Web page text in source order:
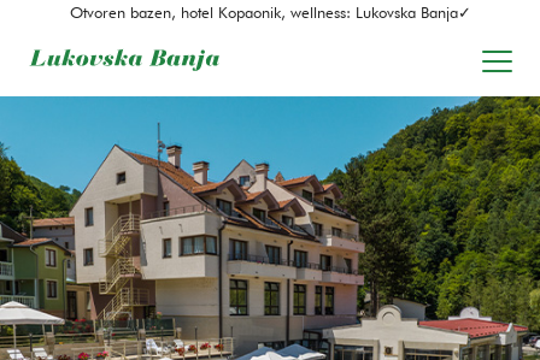
Otvoren bazen, hotel Kopaonik, wellness: Lukovska Banja✓